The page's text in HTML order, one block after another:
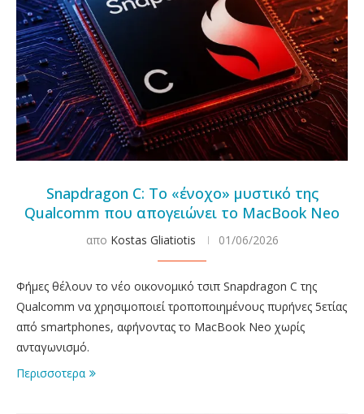
Snapdragon C: Το «ένοχο» μυστικό της
Qualcomm που απογειώνει το MacBook Neo
απο Kostas Gliatiotis 01/06/2026
Φήμες θέλουν το νέο οικονομικό τσιπ Snapdragon C της
Qualcomm να χρησιμοποιεί τροποποιημένους πυρήνες 5ετίας
από smartphones, αφήνοντας το MacBook Neo χωρίς
ανταγωνισμό.
Περισσοτερα